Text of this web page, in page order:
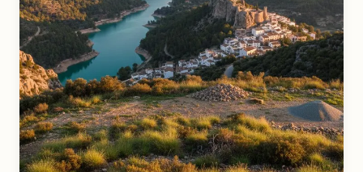
EXPLORER LA COLLECTION